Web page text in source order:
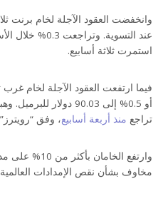
عند التسوية.
استمرت ثلاثة أسابيع.
تراجع منذ أربعة أسابيع، وفق
وارتفع
مخاوف بشأن نقص الإمدادات